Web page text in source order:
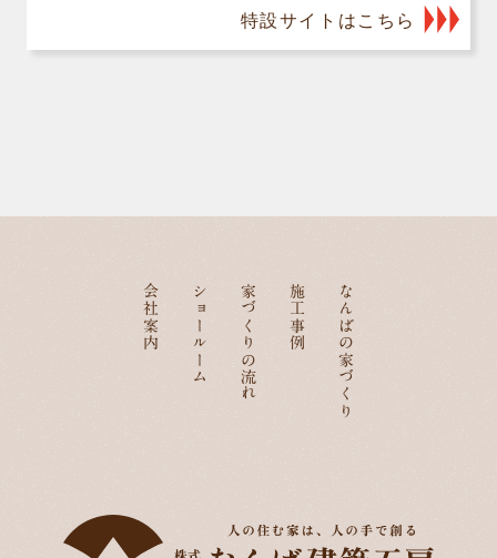
特設サイトはこちら
なんばの家づくり
施工事例
家づくりの流れ
ショールーム
会社案内